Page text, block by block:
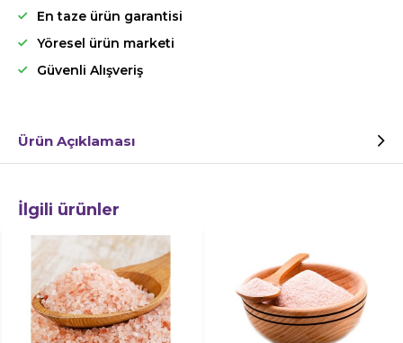
En taze ürün garantisi
Yöresel ürün marketi
Güvenli Alışveriş
Ürün Açıklaması
İlgili ürünler